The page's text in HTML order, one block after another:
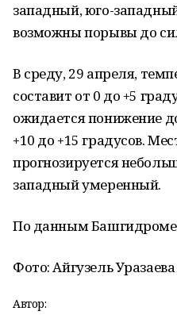
западный, юго-
возможны порывы до
В среду, 29 апреля,
составит от 0 до +5
ожидается понижение
+10 до +15 градусов.
прогнозируется
западный умеренный.
По данным
Фото: Айгузель Уразаева
Автор: